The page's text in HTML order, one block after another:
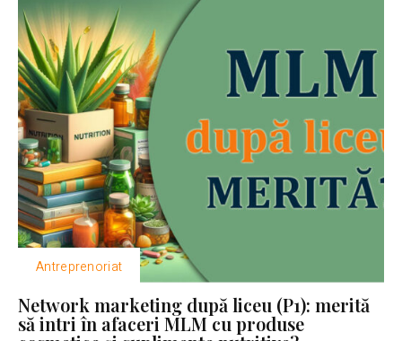
Antreprenoriat
Network marketing după liceu (P1): merită
să intri în afaceri MLM cu produse